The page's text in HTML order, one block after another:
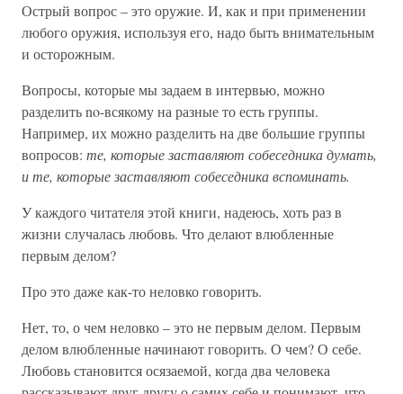
Острый вопрос – это оружие. И, как и при применении
любого оружия, используя его, надо быть внимательным
и осторожным.
Вопросы, которые мы задаем в интервью, можно
разделить no-всякому на разные то есть группы.
Например, их можно разделить на две большие группы
вопросов: те, которые заставляют собеседника думать,
и те, которые заставляют собеседника вспоминать.
У каждого читателя этой книги, надеюсь, хоть раз в
жизни случалась любовь. Что делают влюбленные
первым делом?
Про это даже как-то неловко говорить.
Нет, то, о чем неловко – это не первым делом. Первым
делом влюбленные начинают говорить. О чем? О себе.
Любовь становится осязаемой, когда два человека